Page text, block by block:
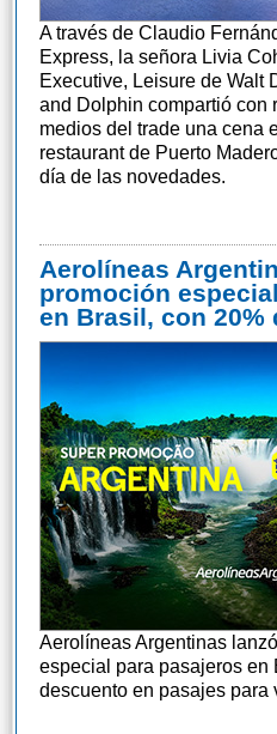
A través de Claudio
Express, la señora Livia
Executive, Leisure de Walt
and Dolphin compartió con
medios del trade una cena
restaurant de Puerto
día de las novedades.
Aerolíneas
promoción
en Brasil, con 20%
Aerolíneas Argentinas
especial para pasajeros en
descuento en pasajes para